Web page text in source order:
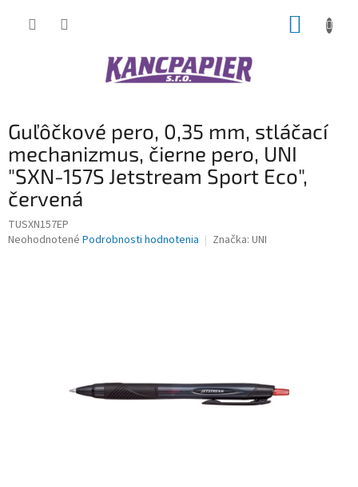
Guľôčkové pero, 0,35 mm, stláčací
mechanizmus, čierne pero, UNI
"SXN-157S Jetstream Sport Eco",
červená
TUSXN157EP
Priemerné
Neohodnotené Podrobnosti hodnotenia Značka: UNI